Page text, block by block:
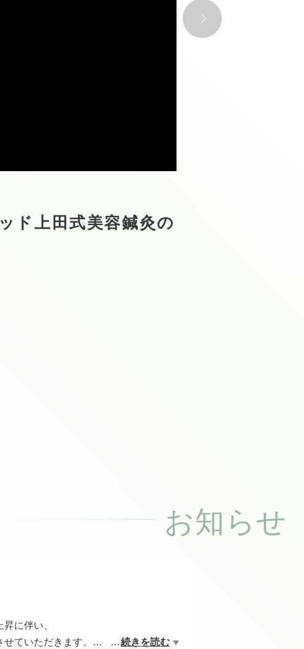
ド上田式美容鍼灸の
お知らせ
に伴い、
ていただきます。
…続きを読む